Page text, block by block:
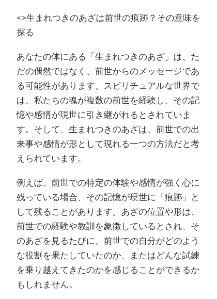
<>生まれつきのあざは前世の痕跡？その意味を
探る
あなたの体にある「生まれつきのあざ」は、た
だの偶然ではなく、前世からのメッセージであ
る可能性があります。スピリチュアルな世界で
は、私たちの魂が複数の前世を経験し、その記
憶や感情が現世に引き継がれるとされていま
す。そして、生まれつきのあざは、前世での出
来事や感情が形として現れる一つの方法だと考
えられています。
例えば、前世での特定の体験や感情が強く心に
残っている場合、その記憶が現世に「痕跡」と
して残ることがあります。あざの位置や形は、
前世での経験や教訓を象徴しているとされ、そ
のあざを見るたびに、前世での自分がどのよう
な役割を果たしていたのか、またはどんな試練
を乗り越えてきたのかを感じることができるか
もしれません。